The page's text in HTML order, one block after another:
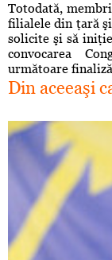
Totodată,
filialele din ţară
solicite şi să
convocarea
următoare
Din aceeaşi